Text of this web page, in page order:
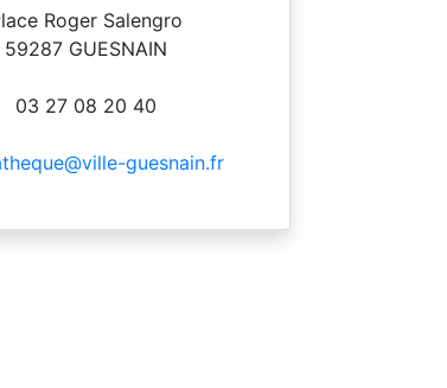
Roger Salengro
59287 GUESNAIN
03 27 08 20 40
guesnain.fr